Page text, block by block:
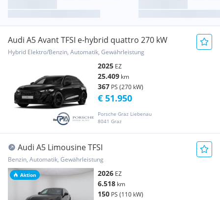
Audi A5 Avant TFSI e-hybrid quattro 270 kW
Hybrid Elektro/Benzin, Automatik, Gewährleistung
2025 EZ
25.409 km
367 PS (270 kW)
Porsche Graz Liebenau
8041 Graz
€ 51.950
Aktion
Audi A5 Limousine TFSI
Benzin, Automatik, Gewährleistung
2026 EZ
6.518 km
150 PS (110 kW)